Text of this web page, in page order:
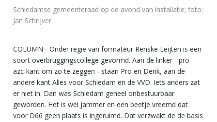
Schiedamse gemeenteraad op de avond van installatie; foto:
Jan Schrijver
COLUMN - Onder regie van formateur Renske Leijten is een
soort overbruggingscollege gevormd. Aan de linker - pro-
azc-kant om zo te zeggen - staan Pro en Denk, aan de
andere kant Alles voor Schiedam en de VVD. Iets anders zat
er niet in. Dan was Schiedam geheel onbestuurbaar
geworden. Het is wel jammer en een beetje vreemd dat
voor D66 geen plaats is ingeruimd. Dat verzwakt de de basis